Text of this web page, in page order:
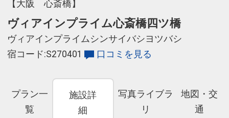
【大阪 心斎橋】
ヴィアインプライム心斎橋四ツ橋
ヴィアインプライムシンサイバシヨツバシ
宿コード:S270401
口コミを見る
プラン一
覧
施設詳
細
写真ライブラ
リ
地図・交
通